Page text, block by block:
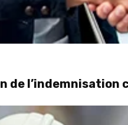
de l’indemnisation